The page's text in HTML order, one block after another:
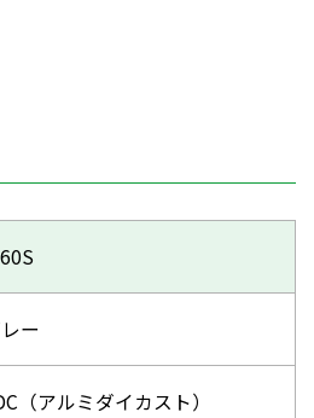
ー
（アルミダイカスト）